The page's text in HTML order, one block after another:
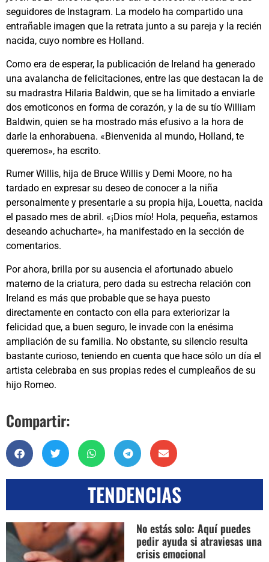
seguidores de Instagram. La modelo ha compartido una
entrañable imagen que la retrata junto a su pareja y la recién
nacida, cuyo nombre es Holland.
Como era de esperar, la publicación de Ireland ha generado
una avalancha de felicitaciones, entre las que destacan la de
su madrastra Hilaria Baldwin, que se ha limitado a enviarle
dos emoticonos en forma de corazón, y la de su tío William
Baldwin, quien se ha mostrado más efusivo a la hora de
darle la enhorabuena. «Bienvenida al mundo, Holland, te
queremos», ha escrito.
Rumer Willis, hija de Bruce Willis y Demi Moore, no ha
tardado en expresar su deseo de conocer a la niña
personalmente y presentarle a su propia hija, Louetta, nacida
el pasado mes de abril. «¡Dios mío! Hola, pequeña, estamos
deseando achucharte», ha manifestado en la sección de
comentarios.
Por ahora, brilla por su ausencia el afortunado abuelo
materno de la criatura, pero dada su estrecha relación con
Ireland es más que probable que se haya puesto
directamente en contacto con ella para exteriorizar la
felicidad que, a buen seguro, le invade con la enésima
ampliación de su familia. No obstante, su silencio resulta
bastante curioso, teniendo en cuenta que hace sólo un día el
artista celebraba en sus propias redes el cumpleaños de su
hijo Romeo.
Compartir:
TENDENCIAS
No estás solo: Aquí puedes
pedir ayuda si atraviesas una
crisis emocional